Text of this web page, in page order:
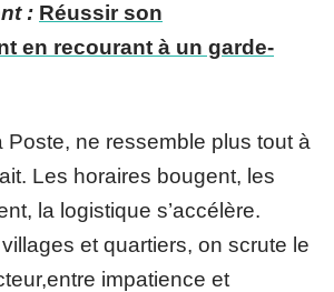
: Réussir son
en recourant à un garde-
Poste, ne ressemble plus tout à
Les horaires bougent, les
la logistique s’accélère.
et quartiers, on scrute le
impatience et